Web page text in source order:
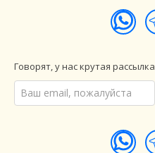
Говорят, у нас крутая рассылка